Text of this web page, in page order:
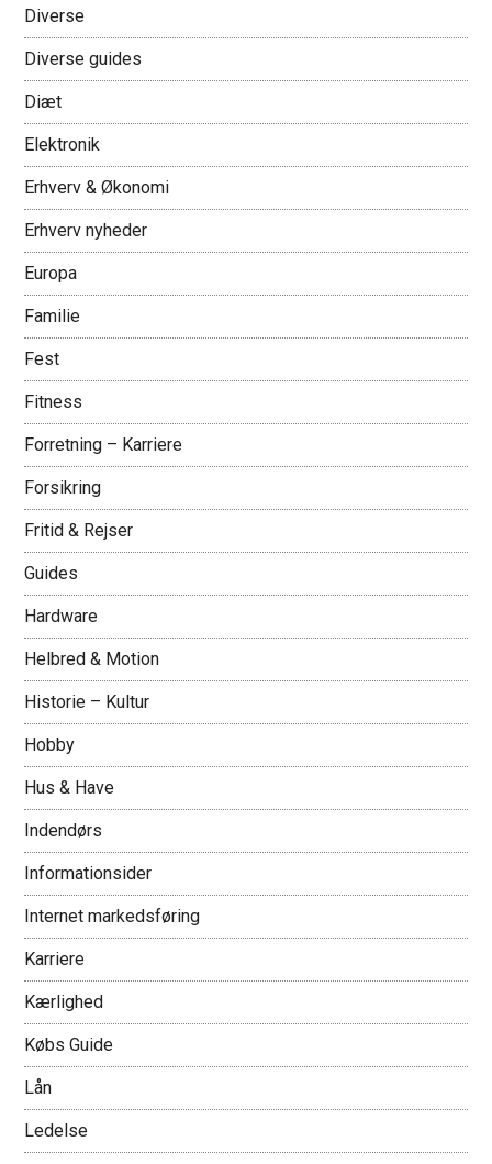
Diverse
Diverse guides
Diæt
Elektronik
Erhverv & Økonomi
Erhverv nyheder
Europa
Familie
Fest
Fitness
Forretning – Karriere
Forsikring
Fritid & Rejser
Guides
Hardware
Helbred & Motion
Historie – Kultur
Hobby
Hus & Have
Indendørs
Informationsider
Internet markedsføring
Karriere
Kærlighed
Købs Guide
Lån
Ledelse